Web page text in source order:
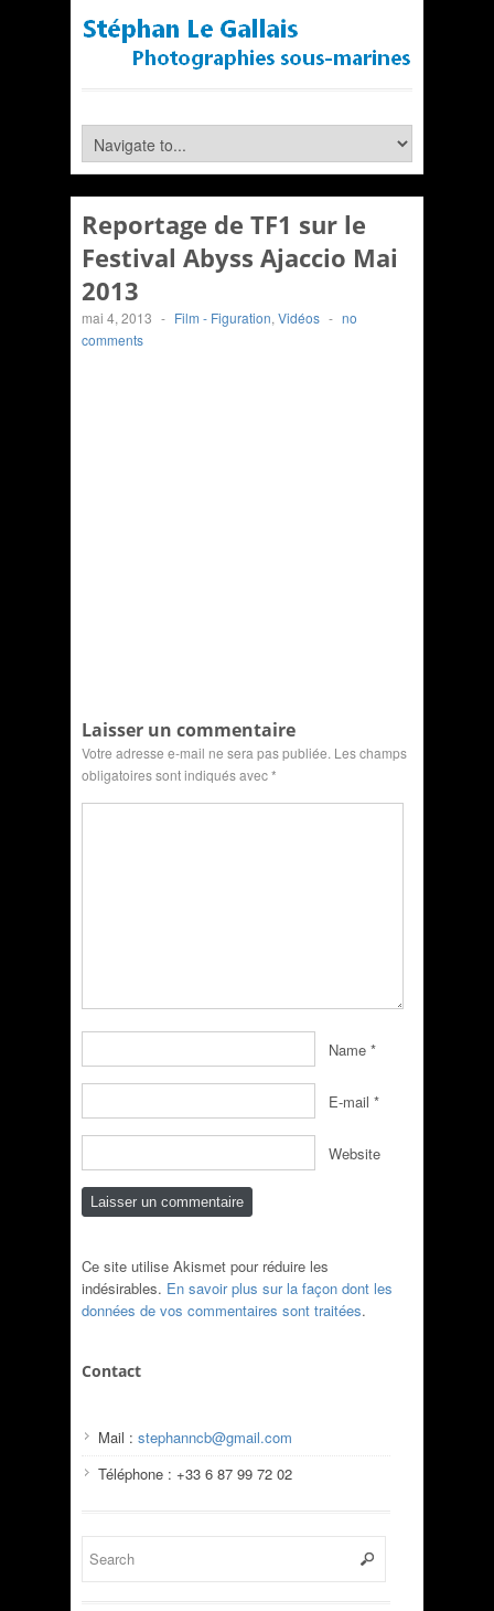
Reportage de TF1 sur le
Festival Abyss Ajaccio Mai
2013
mai 4, 2013 - Film - Figuration, Vidéos - no
comments
Laisser un commentaire
Votre adresse e-mail ne sera pas publiée. Les champs
obligatoires sont indiqués avec*
Name *
E-mail *
Website
Ce site utilise Akismet pour réduire les
indésirables. En savoir plus sur la façon dont les
données de vos commentaires sont traitées.
Contact
Mail : stephanncb@gmail.com
Téléphone : +33 6 87 99 72 02